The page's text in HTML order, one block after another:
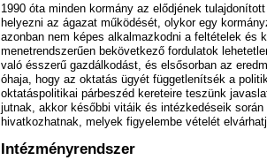
1990 óta minden kormány az elődjének
helyezni az ágazat működését, olykor egy
azonban nem képes alkalmazkodni a feltételek és
menetrendszerűen bekövetkező fordulatok
való ésszerű gazdálkodást, és elsősorban az
óhaja, hogy az oktatás ügyét függetlenítsék a
oktatáspolitikai párbeszéd kereteire teszünk
jutnak, akkor későbbi vitáik és intézkedéseik során
hivatkozhatnak, melyek figyelembe vételét
Intézményrendszer